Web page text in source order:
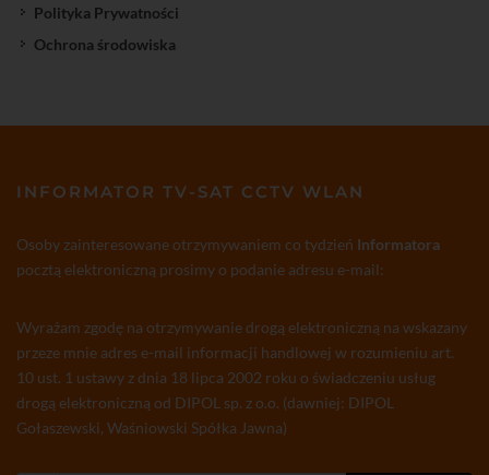
Polityka Prywatności
Ochrona środowiska
INFORMATOR TV-SAT CCTV WLAN
Osoby zainteresowane otrzymywaniem co tydzień Informatora
pocztą elektroniczną prosimy o podanie adresu e-mail:
Wyrażam zgodę na otrzymywanie drogą elektroniczną na wskazany
przeze mnie adres e-mail informacji handlowej w rozumieniu art.
10 ust. 1 ustawy z dnia 18 lipca 2002 roku o świadczeniu usług
drogą elektroniczną od DIPOL sp. z o.o. (dawniej: DIPOL
Gołaszewski, Waśniowski Spółka Jawna)